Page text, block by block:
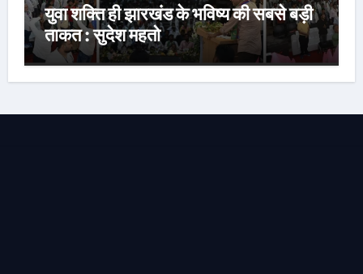
युवा शक्ति ही झारखंड के भविष्य की सबसे बड़ी
ताकत : सुदेश महतो